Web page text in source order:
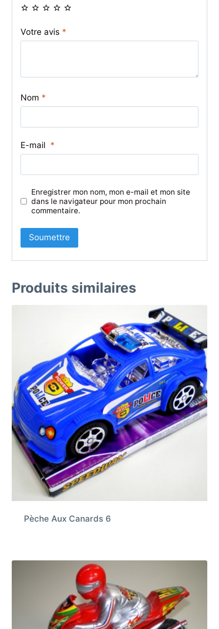
Votre avis *
Nom *
E-mail *
Enregistrer mon nom, mon e-mail et mon site
dans le navigateur pour mon prochain
commentaire.
Produits similaires
Pèche Aux Canards 6